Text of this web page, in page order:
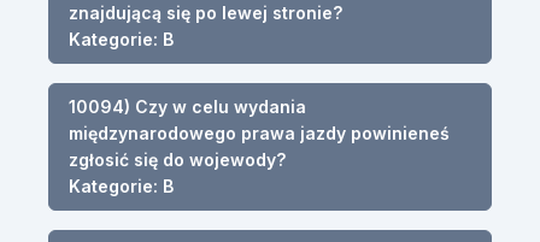
znajdującą się po lewej stronie?
Kategorie: B
10094) Czy w celu wydania
międzynarodowego prawa jazdy powinieneś
zgłosić się do wojewody?
Kategorie: B